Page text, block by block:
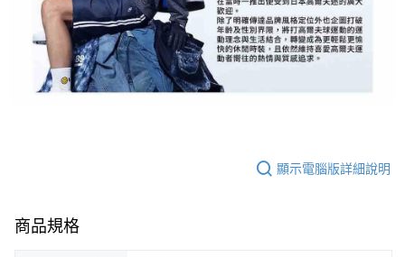
顯示電腦版詳細說明
商品規格